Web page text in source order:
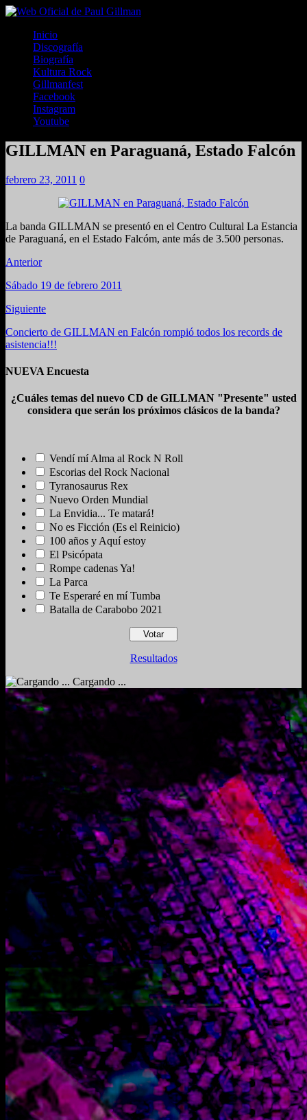
Inicio
Discografía
Biografía
Kultura Rock
Gillmanfest
Facebook
Instagram
Youtube
GILLMAN en Paraguaná, Estado Falcón
febrero 23, 2011 0
La banda GILLMAN se presentó en el Centro Cultural La Estancia
de Paraguaná, en el Estado Falcóm, ante más de 3.500 personas.
Anterior
Sábado 19 de febrero 2011
Siguiente
Concierto de GILLMAN en Falcón rompió todos los records de
asistencia!!!
NUEVA Encuesta
¿Cuáles temas del nuevo CD de GILLMAN "Presente" usted
considera que serán los próximos clásicos de la banda?
Vendí mí Alma al Rock N Roll
Escorias del Rock Nacional
Tyranosaurus Rex
Nuevo Orden Mundial
La Envidia... Te matará!
No es Ficción (Es el Reinicio)
100 años y Aquí estoy
El Psicópata
Rompe cadenas Ya!
La Parca
Te Esperaré en mí Tumba
Batalla de Carabobo 2021
Resultados
Cargando ...